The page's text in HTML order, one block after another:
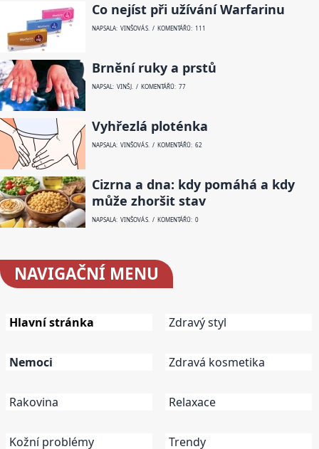
Co nejíst při užívání Warfarinu
NAPSALA: VINŠOVÁ S. / KOMENTÁŘŮ: 111
Brnění ruky a prstů
NAPSAL: VINŠ J. / KOMENTÁŘŮ: 77
Vyhřezlá ploténka
NAPSALA: VINŠOVÁ S. / KOMENTÁŘŮ: 62
Cizrna a dna: kdy pomáhá a kdy
může zhoršit stav
NAPSALA: VINŠOVÁ S. / KOMENTÁŘŮ: 0
NAVIGAČNÍ MENU
Hlavní stránka
Nemoci
Rakovina
Kožní problémy
Zdravý styl
Zdravá kosmetika
Relaxace
Trendy